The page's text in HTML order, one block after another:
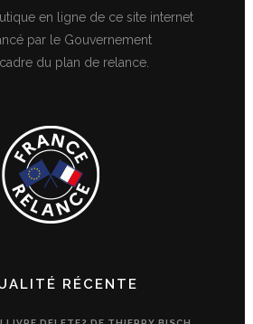
en ligne de ce site internet
par le Gouvernement
du plan de relance.
RÉCENTE